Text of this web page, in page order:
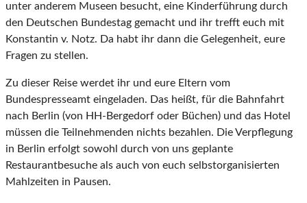
unter anderem Museen besucht, eine Kinderführung durch
den Deutschen Bundestag gemacht und ihr trefft euch mit
Konstantin v. Notz. Da habt ihr dann die Gelegenheit, eure
Fragen zu stellen.
Zu dieser Reise werdet ihr und eure Eltern vom
Bundespresseamt eingeladen. Das heißt, für die Bahnfahrt
nach Berlin (von HH-Bergedorf oder Büchen) und das Hotel
müssen die Teilnehmenden nichts bezahlen. Die Verpflegung
in Berlin erfolgt sowohl durch von uns geplante
Restaurantbesuche als auch von euch selbstorganisierten
Mahlzeiten in Pausen.